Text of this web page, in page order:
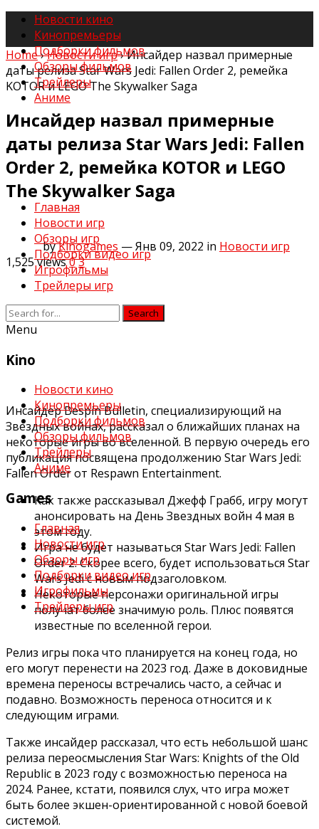
Новости кино
Кинопремьеры
Подборки фильмов
Обзоры фильмов
Трейлеры
Аниме
Главная
Новости игр
Обзоры игр
Подборки видео игр
Игрофильмы
Трейлеры игр
Search
Menu
Kino
Новости кино
Кинопремьеры
Подборки фильмов
Обзоры фильмов
Трейлеры
Аниме
Games
Главная
Новости игр
Обзоры игр
Подборки видео игр
Игрофильмы
Трейлеры игр
Home›Новости игр›Инсайдер назвал примерные
даты релиза Star Wars Jedi: Fallen Order 2, ремейка
KOTOR и LEGO The Skywalker Saga
Инсайдер назвал примерные
даты релиза Star Wars Jedi: Fallen
Order 2, ремейка KOTOR и LEGO
The Skywalker Saga
byKinogames — Янв 09, 2022 in Новости игр
1,525views03
Инсайдер Bespin Bulletin, специализирующий на
Звездных войнах, рассказал о ближайших планах на
некоторые игры во вселенной. В первую очередь его
публикация посвящена продолжению Star Wars Jedi:
Fallen Order от Respawn Entertainment.
Как также рассказывал Джефф Грабб, игру могут
анонсировать на День Звездных войн 4 мая в
этом году.
Игра не будет называться Star Wars Jedi: Fallen
Order 2. Скорее всего, будет использоваться Star
Wars Jedi с новым подзаголовком.
Некоторые персонажи оригинальной игры
получат более значимую роль. Плюс появятся
известные по вселенной герои.
Релиз игры пока что планируется на конец года, но
его могут перенести на 2023 год. Даже в доковидные
времена переносы встречались часто, а сейчас и
подавно. Возможность переноса относится и к
следующим играми.
Также инсайдер рассказал, что есть небольшой шанс
релиза переосмысления Star Wars: Knights of the Old
Republic в 2023 году с возможностью переноса на
2024. Ранее, кстати, появился слух, что игра может
быть более экшен-ориентированной с новой боевой
системой.